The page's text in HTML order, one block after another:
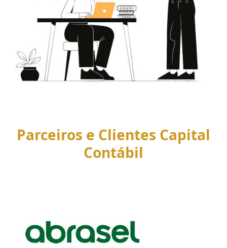
Parceiros e Clientes Capital
Contábil
right